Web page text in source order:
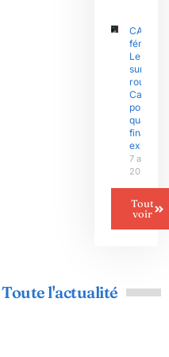
CAN
Le
sur la
route du
pour un
quart de
finale
explosif
7 août
2026
Tout
voir
Toute l'actualité